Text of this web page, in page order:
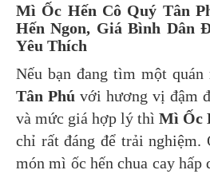
Mì Ốc Hến Cô Quý Tân
Hến Ngon, Giá Bình Dân
Yêu Thích
Nếu bạn đang tìm một quán
Tân Phú với hương vị đậm
và mức giá hợp lý thì Mì Ốc
chỉ rất đáng để trải nghiệm.
món mì ốc hến chua cay hấp